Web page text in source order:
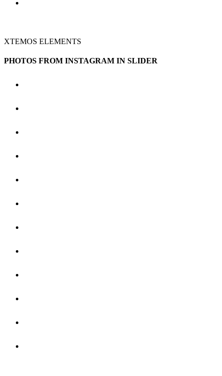
XTEMOS ELEMENTS
PHOTOS FROM INSTAGRAM IN SLIDER